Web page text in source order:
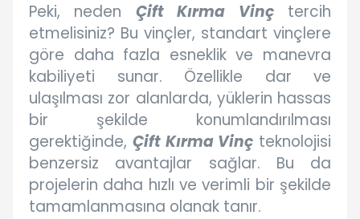
Peki, neden Çift Kırma Vinçtercih
etmelisiniz? Bu vinçler, standart vinçlere
göre daha fazla esneklik ve manevra
kabiliyeti sunar. Özellikle dar ve
ulaşılması zor alanlarda, yüklerin hassas
bir şekilde konumlandırılması
gerektiğinde, Çift Kırma Vinç teknolojisi
benzersiz avantajlar sağlar. Bu da
projelerin daha hızlı ve verimli bir şekilde
tamamlanmasına olanak tanır.